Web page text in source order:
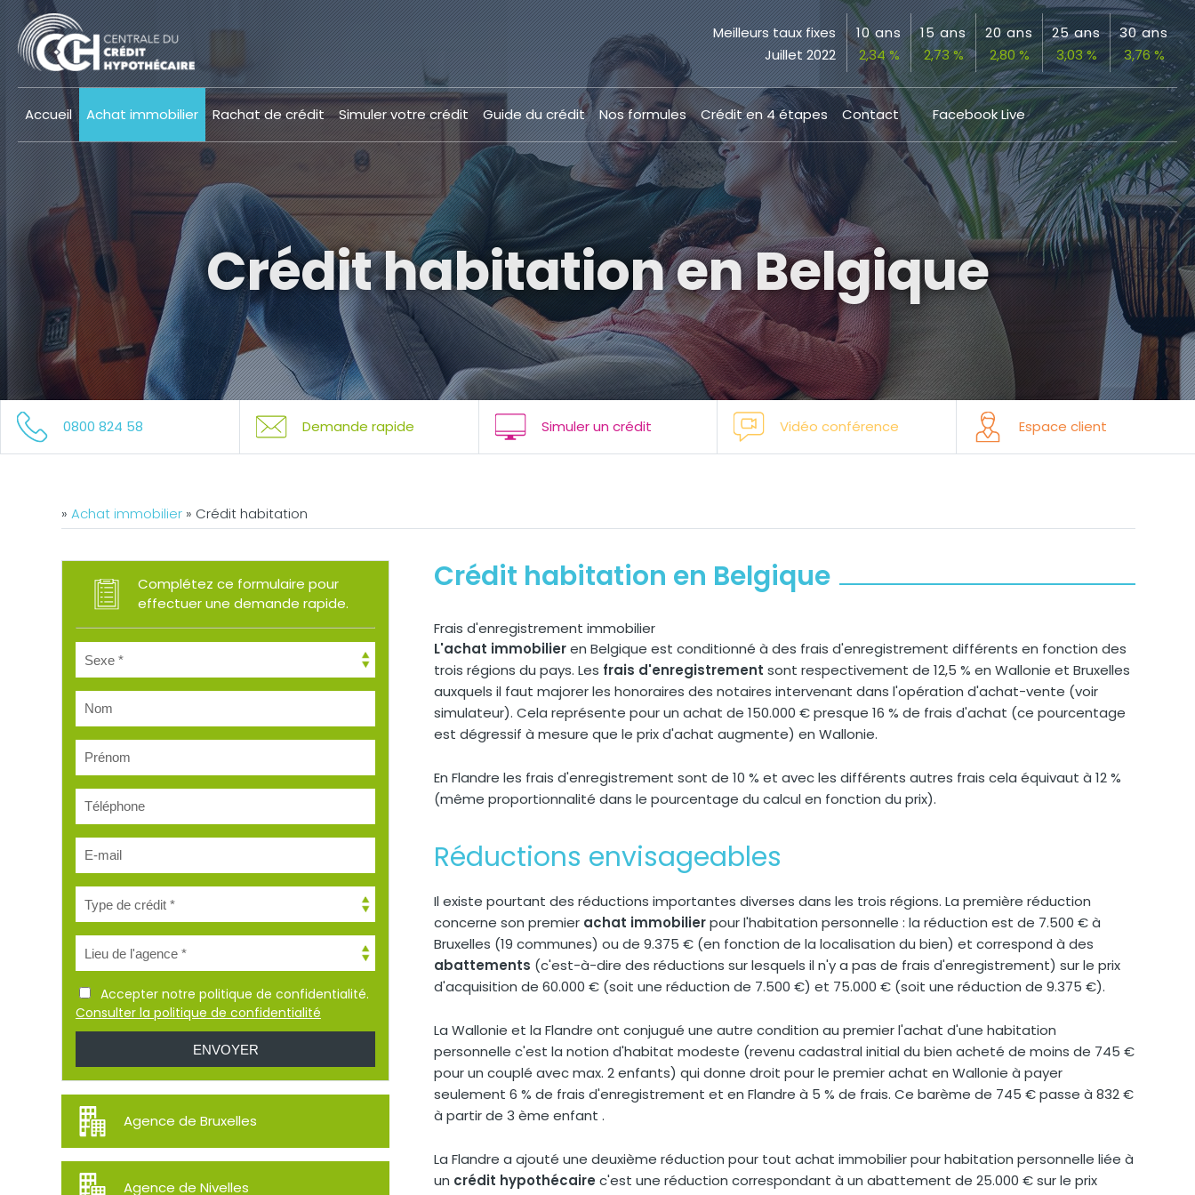
Meilleurs taux fixes
Juillet 2022
10 ans
2,34 %
15 ans
2,73 %
20 ans
2,80 %
25 ans
3,03 %
30 ans
3,76 %
Accueil Achat immobilier Rachat de crédit Simuler votre crédit Guide du crédit Nos formules Crédit en 4 étapes Contact Facebook Live
Crédit habitation en Belgique
0800 824 58 Demande rapide Simuler un crédit Vidéo conférence Espace client
» Achat immobilier» Crédit habitation
Complétez ce formulaire pour
effectuer une demande rapide.
Accepter notre politique de confidentialité.
Consulter la politique de confidentialité
Agence de Bruxelles
Agence de Nivelles
Crédit habitation en Belgique
Frais d'enregistrement immobilier
L'achat immobilieren Belgique est conditionné à des frais d'enregistrement différents en fonction des
trois régions du pays. Les frais d'enregistrement sont respectivement de 12,5 % en Wallonie et Bruxelles
auxquels il faut majorer les honoraires des notaires intervenant dans l'opération d'achat-vente (voir
simulateur). Cela représente pour un achat de 150.000 € presque 16 % de frais d'achat (ce pourcentage
est dégressif à mesure que le prix d'achat augmente) en Wallonie.
En Flandre les frais d'enregistrement sont de 10 % et avec les différents autres frais cela équivaut à 12 %
(même proportionnalité dans le pourcentage du calcul en fonction du prix).
Réductions envisageables
Il existe pourtant des réductions importantes diverses dans les trois régions. La première réduction
concerne son premier achat immobilierpour l'habitation personnelle : la réduction est de 7.500 € à
Bruxelles (19 communes) ou de 9.375 € (en fonction de la localisation du bien) et correspond à des
abattements (c'est-à-dire des réductions sur lesquels il n'y a pas de frais d'enregistrement) sur le prix
d'acquisition de 60.000 € (soit une réduction de 7.500 €) et 75.000 € (soit une réduction de 9.375 €).
La Wallonie et la Flandre ont conjugué une autre condition au premier l'achat d'une habitation
personnelle c'est la notion d'habitat modeste (revenu cadastral initial du bien acheté de moins de 745 €
pour un couplé avec max. 2 enfants) qui donne droit pour le premier achat en Wallonie à payer
seulement 6 % de frais d'enregistrement et en Flandre à 5 % de frais. Ce barème de 745 € passe à 832 €
à partir de 3 ème enfant .
La Flandre a ajouté une deuxième réduction pour tout achat immobilier pour habitation personnelle liée à
un crédit hypothécaire c'est une réduction correspondant à un abattement de 25.000 € sur le prix